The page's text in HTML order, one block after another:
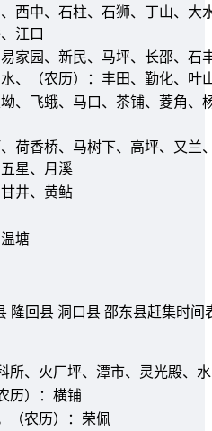
西中、石柱、石狮、丁山、大
江口
家园、新民、马坪、长邵、石
、（农历）：丰田、勤化、叶
、飞蛾、马口、茶铺、菱角、
荷香桥、马树下、高坪、又兰
星、月溪
井、黄鲇
塘
所、火厂坪、潭市、灵光殿、
历）：横铺
（农历）：荣佩